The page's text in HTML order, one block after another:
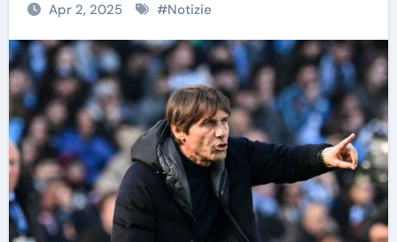
Apr 2, 2025 #Notizie